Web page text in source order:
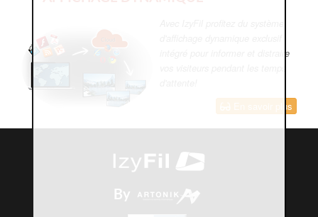
intégré pour informer et distraire
En savoir plus
By